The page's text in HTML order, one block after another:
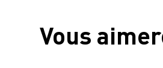
Vous